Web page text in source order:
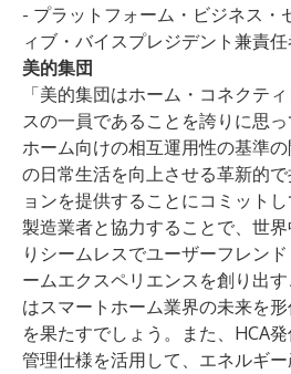
- プラットフォーム・ビジネス・
ィブ・バイスプレジデント兼責
美的集団
「美的集団はホーム・コネクテ
スの一員であることを誇りに思
ホーム向けの相互運用性の基準
の日常生活を向上させる革新的
ョンを提供することにコミット
製造業者と協力することで、世
りシームレスでユーザーフレン
ームエクスペリエンスを創り出
はスマートホーム業界の未来を
を果たすでしょう。また、HCA
管理仕様を活用して、エネルギ